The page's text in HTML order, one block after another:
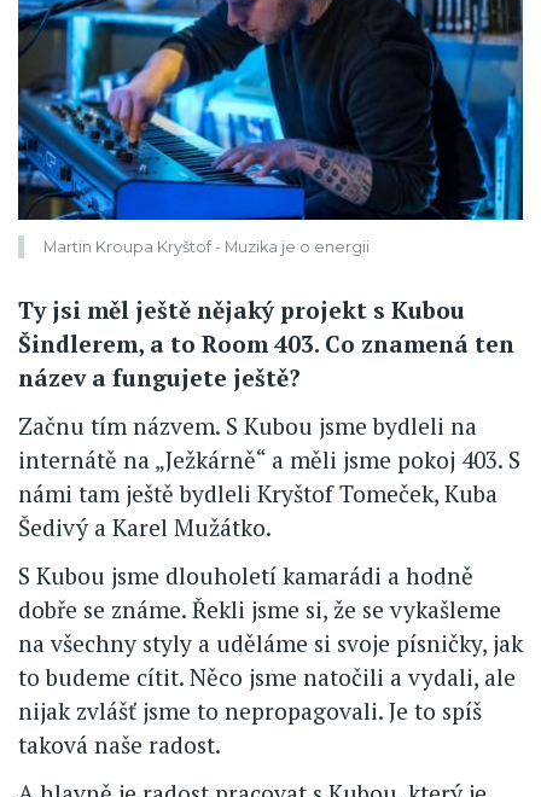
Martin Kroupa Kryštof - Muzika je o energii
Ty jsi měl ještě nějaký projekt s Kubou
Šindlerem, a to Room 403. Co znamená ten
název a fungujete ještě?
Začnu tím názvem. S Kubou jsme bydleli na
internátě na „Ježkárně“ a měli jsme pokoj 403. S
námi tam ještě bydleli Kryštof Tomeček, Kuba
Šedivý a Karel Mužátko.
S Kubou jsme dlouholetí kamarádi a hodně
dobře se známe. Řekli jsme si, že se vykašleme
na všechny styly a uděláme si svoje písničky, jak
to budeme cítit. Něco jsme natočili a vydali, ale
nijak zvlášť jsme to nepropagovali. Je to spíš
taková naše radost.